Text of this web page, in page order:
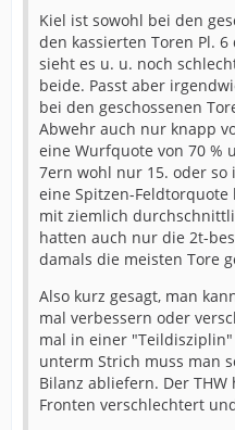
Kiel ist sowohl bei den
den kassierten Toren Pl.
sieht es u. u. noch
beide. Passt aber
bei den geschossenen
Abwehr auch nur knapp
eine Wurfquote von 70 %
7ern wohl nur 15. oder so
eine Spitzen-
mit ziemlich
hatten auch nur die 2t-
damals die meisten Tore
Also kurz gesagt, man
mal verbessern oder
mal in einer
unterm Strich muss man
Bilanz abliefern. Der
Fronten verschlechtert